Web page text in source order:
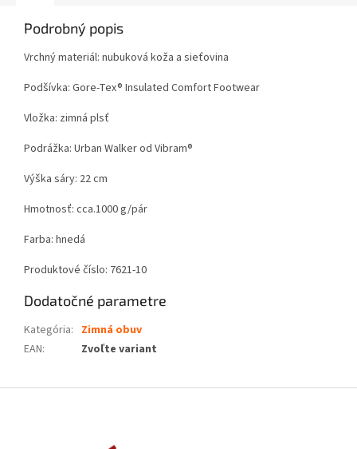
Podrobný popis
Vrchný materiál: nubuková koža a sieťovina
Podšívka: Gore-Tex® Insulated Comfort Footwear
Vložka: zimná plsť
Podrážka: Urban Walker od Vibram®
Výška sáry: 22 cm
Hmotnosť: cca.1000 g/pár
Farba: hnedá
Produktové číslo: 7621-10
Dodatočné parametre
Kategória: Zimná obuv
EAN: Zvoľte variant